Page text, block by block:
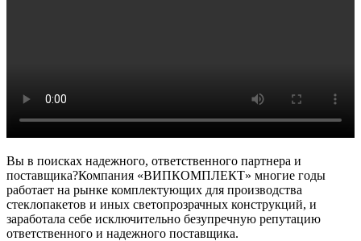
Вы в поисках надежного, ответственного партнера и
поставщика?Компания «ВИПКОМПЛЕКТ» многие годы
работает на рынке комплектующих для производства
стеклопакетов и иных светопрозрачных конструкций, и
заработала себе исключительно безупречную репутацию
ответственного и надежного поставщика.